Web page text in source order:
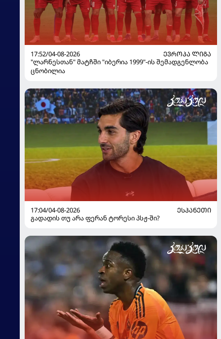
17:52/04-08-2026
ᲔᲕᲠᲝᲞᲐ ᲚᲘᲒᲐ
"ლარნესთან" მატჩში "იბერია 1999"-ის შემადგენლობა
ცნობილია
17:04/04-08-2026
ᲔᲡᲞᲐᲜᲔᲗᲘ
გადადის თუ არა ფერან ტორესი პსჟ-ში?